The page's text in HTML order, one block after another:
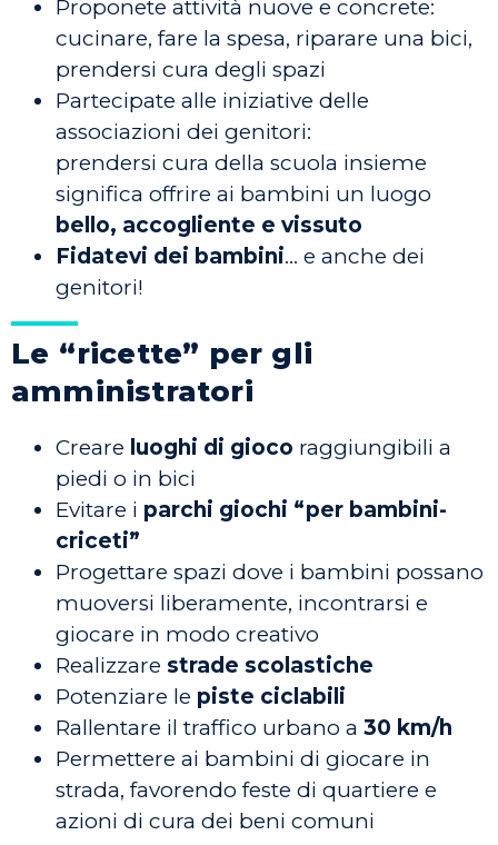
Proponete attività nuove e concrete:
cucinare, fare la spesa, riparare una bici,
prendersi cura degli spazi
Partecipate alle iniziative delle
associazioni dei genitori:
prendersi cura della scuola insieme
significa offrire ai bambini un luogo
bello, accogliente e vissuto
Fidatevi dei bambini… e anche dei
genitori!
Le “ricette” per gli
amministratori
Creare luoghi di gioco raggiungibili a
piedi o in bici
Evitare i parchi giochi “per bambini-
criceti”
Progettare spazi dove i bambini possano
muoversi liberamente, incontrarsi e
giocare in modo creativo
Realizzare strade scolastiche
Potenziare le piste ciclabili
Rallentare il traffico urbano a 30 km/h
Permettere ai bambini di giocare in
strada, favorendo feste di quartiere e
azioni di cura dei beni comuni